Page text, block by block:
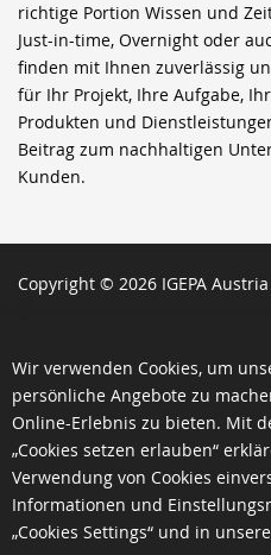
richtige Portion Wissen und
Just-in-time, Overnight oder
finden mit Ihnen zuverlässig
für Ihr Projekt, Ihre Aufgabe,
Produkten und
Beitrag zum nachhaltigen
Kunden.
Copyright © 2026 IGEPA
Wir verwenden Cookies, um
persönliche Angebote zu
Online-Erlebnis zu bieten. Mit
„Cookies setzen erlauben“
Verwendung von Cookies
Informationen und
„Cookies Settings“ und in